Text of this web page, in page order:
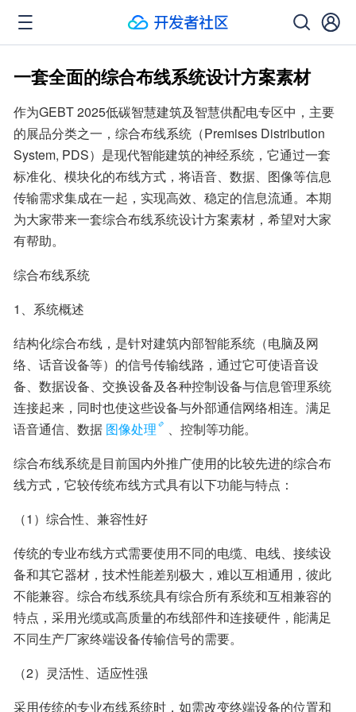
一套全面的综合布线系统设计方案素材
作为GEBT 2025低碳智慧建筑及智慧供配电专区中，主要
的展品分类之一，综合布线系统（Premises Distribution
System, PDS）是现代智能建筑的神经系统，它通过一套
标准化、模块化的布线方式，将语音、数据、图像等信息
传输需求集成在一起，实现高效、稳定的信息流通。本期
为大家带来一套综合布线系统设计方案素材，希望对大家
有帮助。
综合布线系统
1、系统概述
结构化综合布线，是针对建筑内部智能系统（电脑及网
络、话音设备等）的信号传输线路，通过它可使语音设
备、数据设备、交换设备及各种控制设备与信息管理系统
连接起来，同时也使这些设备与外部通信网络相连。满足
语音通信、数据 图像处理
、控制等功能。
综合布线系统是目前国内外推广使用的比较先进的综合布
线方式，它较传统布线方式具有以下功能与特点：
（1）综合性、兼容性好
传统的专业布线方式需要使用不同的电缆、电线、接续设
备和其它器材，技术性能差别极大，难以互相通用，彼此
不能兼容。综合布线系统具有综合所有系统和互相兼容的
特点，采用光缆或高质量的布线部件和连接硬件，能满足
不同生产厂家终端设备传输信号的需要。
（2）灵活性、适应性强
采用传统的专业布线系统时，如需改变终端设备的位置和